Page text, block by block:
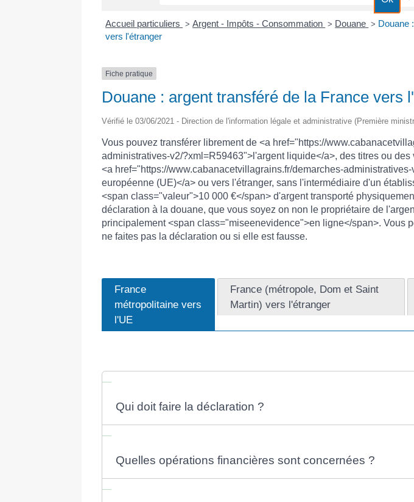
Accueil particuliers > Argent - Impôts - Consommation > Douane > Douane
vers l'étranger
Fiche pratique
Douane : argent transféré de la France vers
Vérifié le 03/06/2021 - Direction de l'information légale et administrative (Première
Vous pouvez transférer librement de <a href="https://
administratives-v2/?xml=R59463">l'argent liquide</a>, des titres ou
<a href="https://www.cabanacetvillagrains.fr/demarches-
européenne (UE)</a> ou vers l'étranger, sans l'intermédiaire d'un
<span class="valeur">10 000 €</span> d'argent transporté
déclaration à la douane, que vous soyez on non le propriétaire de
principalement <span class="miseenevidence">en ligne</span>. Vous
ne faites pas la déclaration ou si elle est fausse.
France
métropolitaine vers
l'UE
France (métropole, Dom et Saint
Martin) vers l'étranger
Qui doit faire la déclaration ?
Quelles opérations financières sont concernées ?